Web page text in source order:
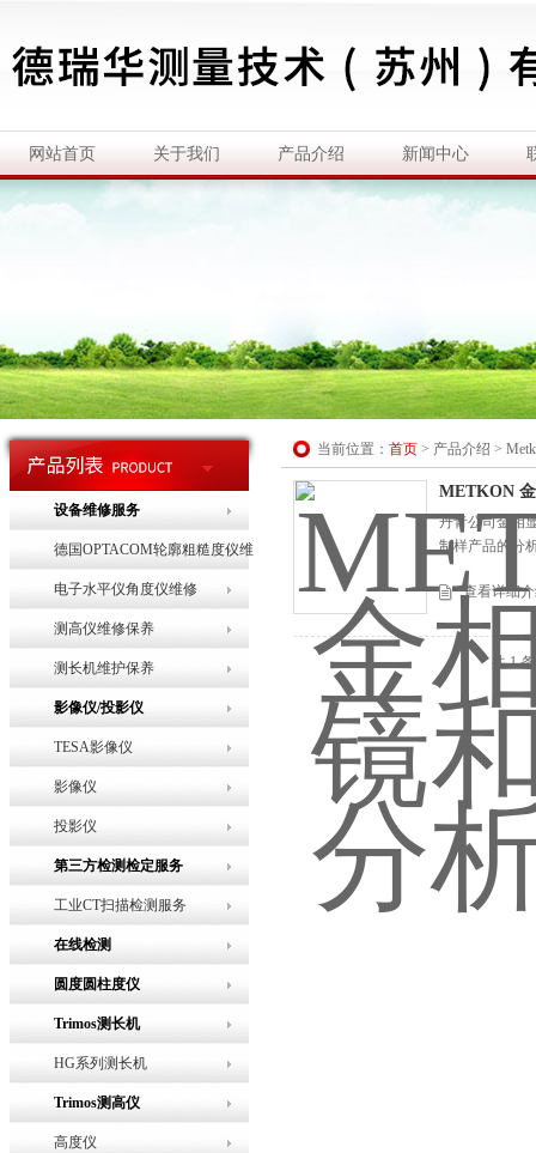
网站首页 关于我们 产品介绍 新闻中心
设备维修服务
德国OPTACOM轮廓粗糙度仪维
修
电子水平仪角度仪维修
测高仪维修保养
测长机维护保养
影像仪/投影仪
TESA影像仪
影像仪
投影仪
第三方检测检定服务
工业CT扫描检测服务
在线检测
圆度圆柱度仪
Trimos测长机
HG系列测长机
Trimos测高仪
高度仪
当前位置： 首页 > 产品介绍 >
METKON
丹青公司金相
制样产品的分
查看详细
共 1